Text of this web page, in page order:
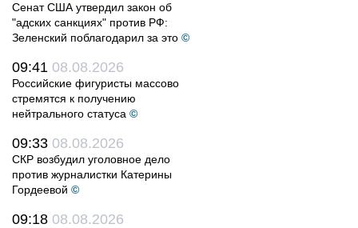
Сенат США утвердил закон об
"адских санкциях" против РФ:
Зеленский поблагодарил за это ©
09:41 08.08.2026
Российские фигуристы массово
стремятся к получению
нейтрального статуса ©
09:33 08.08.2026
СКР возбудил уголовное дело
против журналистки Катерины
Гордеевой ©
09:18 08.08.2026